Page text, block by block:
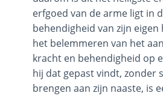
Things
Old and
New
Covenant
Marriage
erfgoed van de arme ligt in
behendigheid van zijn eigen
het belemmeren van het
kracht en behendigheid op
hij dat gepast vindt, zonder
brengen aan zijn naaste, is